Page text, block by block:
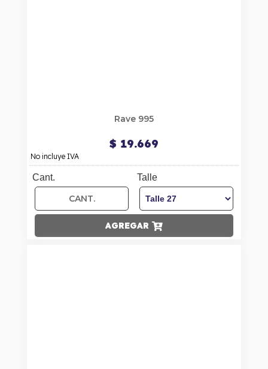
Rave 995
$ 19.669
No incluye IVA
Cant. Talle
AGREGAR